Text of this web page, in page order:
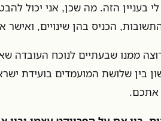
בעניין הזה. מה שכן, אני יכול
הכניס בהן שינויים, ואישר
ממנו שבעתיים לנוכח העובדה
בין שלושת המועמדים בועידת
אתכם.